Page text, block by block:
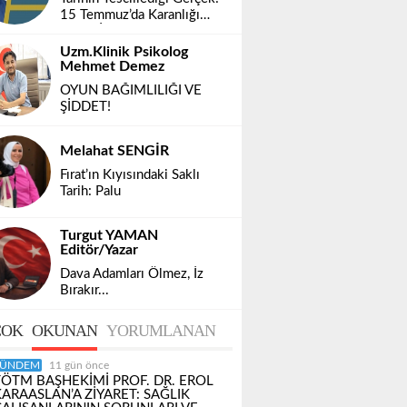
15 Temmuz’da Karanlığı
Uzm.Klinik Psikolog
Mehmet Demez
OYUN BAĞIMLILIĞI VE
ŞİDDET!
Melahat SENGİR
Fırat’ın Kıyısındaki Saklı
Tarih: Palu
Turgut YAMAN
Editör/Yazar
Dava Adamları Ölmez, İz
Bırakır...
OKUNAN YORUMLANAN
11 gün önce
BAŞHEKİMİ PROF. DR. EROL
ZİYARET: SAĞLIK